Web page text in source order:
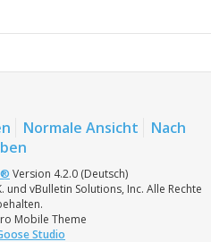
Normale Ansicht
Nach
Version 4.2.0 (Deutsch)
vBulletin Solutions, Inc. Alle Rechte
Mobile Theme
Studio